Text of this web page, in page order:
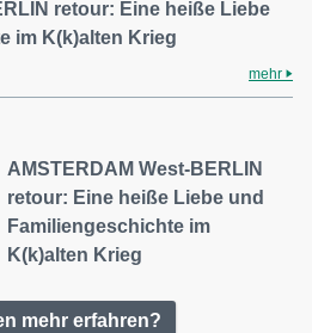
retour: Eine heiße Liebe
im K(k)alten Krieg
mehr
AMSTERDAM West-BERLIN
retour: Eine heiße Liebe und
Familiengeschichte im
K(k)alten Krieg
mehr erfahren?